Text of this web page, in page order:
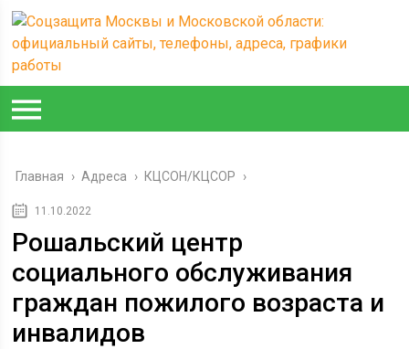
Главная › Адреса › КЦСОН/КЦСОР ›
11.10.2022
Рошальский центр
социального обслуживания
граждан пожилого возраста и
инвалидов